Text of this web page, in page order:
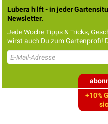
Lubera hilft - in jeder
Newsletter.
Jede Woche Tipps & Tricks,
wirst auch Du zum Gartenprofi!
+10%